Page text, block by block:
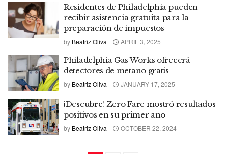
Residentes de Philadelphia pueden
recibir asistencia gratuita para la
preparación de impuestos
by Beatriz Oliva APRIL 3, 2025
Philadelphia Gas Works ofrecerá
detectores de metano gratis
by Beatriz Oliva JANUARY 17, 2025
¡Descubre! Zero Fare mostró resultados
positivos en su primer año
by Beatriz Oliva OCTOBER 22, 2024